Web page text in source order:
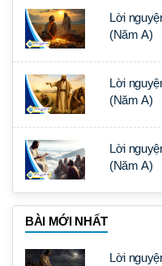
Lời
(Năm A)
Lời
(Năm A)
Lời
(Năm A)
BÀI MỚI NHẤT
Lời